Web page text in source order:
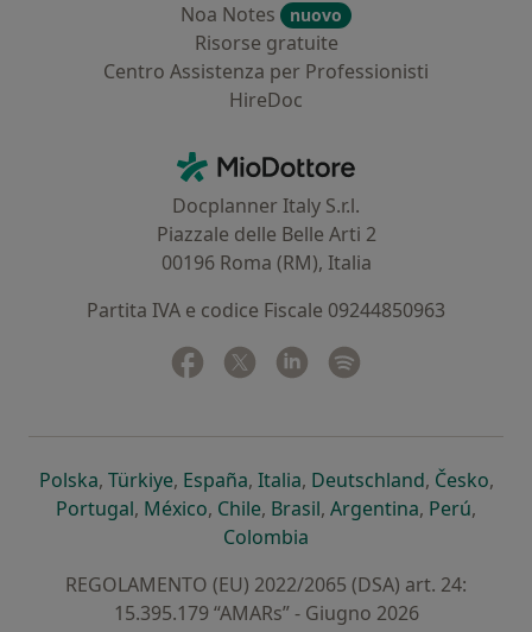
Noa Notes
nuovo
Risorse gratuite
Centro Assistenza per Professionisti
HireDoc
MioDottore - Homepage
Docplanner Italy S.r.l.
Piazzale delle Belle Arti 2
00196 Roma (RM), Italia
Partita IVA e codice Fiscale 09244850963
Facebook
si apre in una nuova scheda
Twitter
si apre in una nuova scheda
Linkedin
si apre in una nuova
Polskasi apre in una nuova scheda
, Türkiyesi apre in una nuova scheda
, Españasi apre in una nuova scheda
, Italiasi apre in una nuova
, Deutschlandsi apre in
, Českosi
,
Portugalsi apre in una nuova scheda
, Méxicosi apre in una nuova scheda
, Chilesi apre in una nuova scheda
, Brasilsi apre in una nuova
, Argentinasi apre in
, Perúsi
,
Colombia
REGOLAMENTO (EU) 2022/2065 (DSA) art. 24:
15.395.179 “AMARs” - Giugno 2026